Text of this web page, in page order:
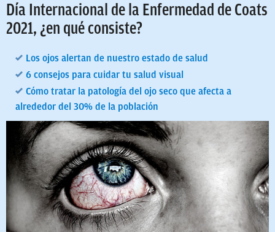
Día Internacional de la Enfermedad de Coats
2021, ¿en qué consiste?
Los ojos alertan de nuestro estado de salud
6 consejos para cuidar tu salud visual
Cómo tratar la patología del ojo seco que afecta a
alrededor del 30% de la población